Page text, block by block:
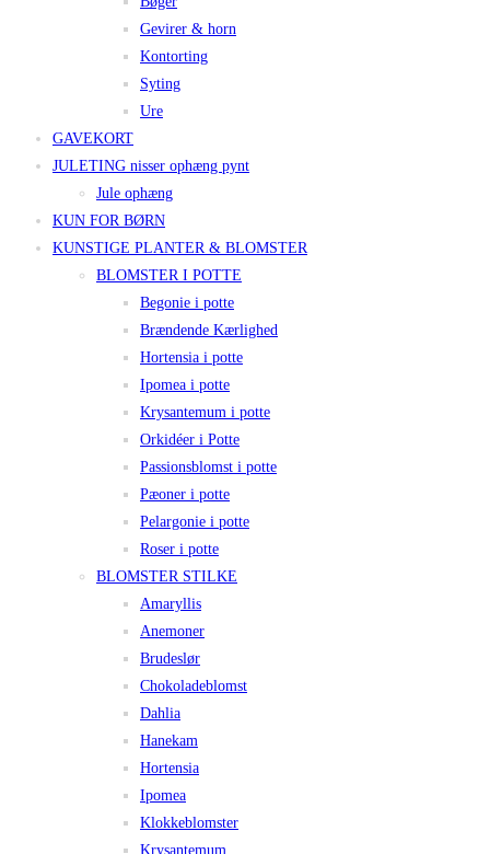
Gevirer & horn
Kontorting
Syting
Ure
GAVEKORT
JULETING nisser ophæng pynt
Jule ophæng
KUN FOR BØRN
KUNSTIGE PLANTER & BLOMSTER
BLOMSTER I POTTE
Begonie i potte
Brændende Kærlighed
Hortensia i potte
Ipomea i potte
Krysantemum i potte
Orkidéer i Potte
Passionsblomst i potte
Pæoner i potte
Pelargonie i potte
Roser i potte
BLOMSTER STILKE
Amaryllis
Anemoner
Brudeslør
Chokoladeblomst
Dahlia
Hanekam
Hortensia
Ipomea
Klokkeblomster
Krysantemum